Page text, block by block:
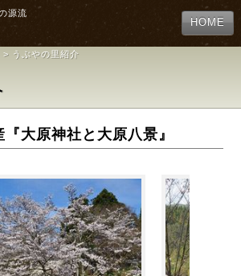
源流
HOME
> うぶやの里紹介
大原神社と大原八景』